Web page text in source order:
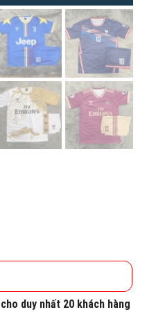
duy nhất 20 khách hàng